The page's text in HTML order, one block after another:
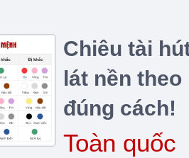
Chiêu tài
lát nền
đúng cách!
Toàn quốc